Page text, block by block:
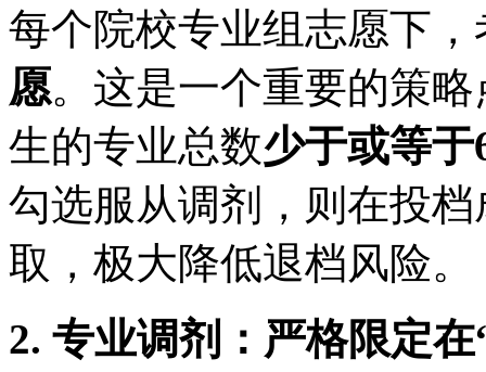
每个院校专业组志愿下
愿。这是一个重要的策
生的专业总数少于或等于
勾选服从调剂，则在投
取，极大降低退档风险。
2. 专业调剂：严格限定在